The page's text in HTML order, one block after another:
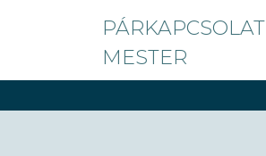
PÁRKAPCSOLAT
MESTER